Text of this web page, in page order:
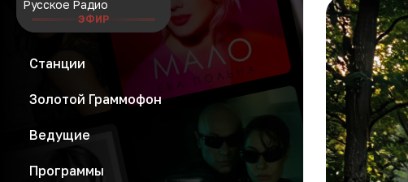
Русское Радио
ЭФИР
Станции
Золотой Граммофон
Ведущие
Программы